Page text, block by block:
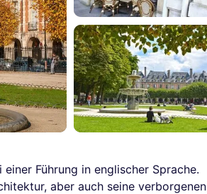
Führung in englischer Sprache.
aber auch seine verborgenen